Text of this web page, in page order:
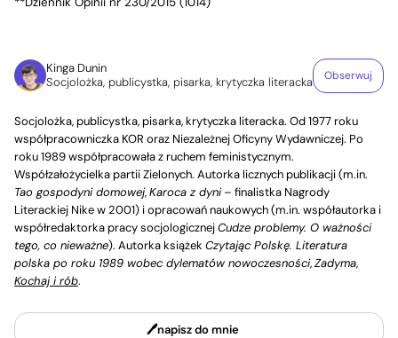
Kinga Dunin
Socjolożka, publicystka, pisarka, krytyczka literacka
Obserwuj
Socjolożka, publicystka, pisarka, krytyczka literacka. Od 1977 roku
współpracowniczka KOR oraz Niezależnej Oficyny Wydawniczej. Po
roku 1989 współpracowała z ruchem feministycznym.
Współzałożycielka partii Zielonych. Autorka licznych publikacji (m.in.
Tao gospodyni domowej,Karoca z dyni– finalistka Nagrody
Literackiej Nike w 2001) i opracowań naukowych (m.in. współautorka i
współredaktorka pracy socjologicznejCudze problemy. O ważności
tego, co nieważne). Autorka książek Czytając Polskę. Literatura
polska po roku 1989 wobec dylematów nowoczesności,Zadyma,
Kochaj i rób.
napisz do mnie